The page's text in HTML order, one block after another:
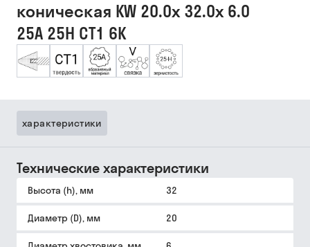
коническая KW 20.0х 32.0х 6.0
25А 25Н СТ1 6К
характеристики
Технические характеристики
Высота (h), мм 32
Диаметр (D), мм 20